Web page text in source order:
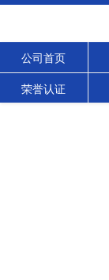
公司首页
荣誉认证